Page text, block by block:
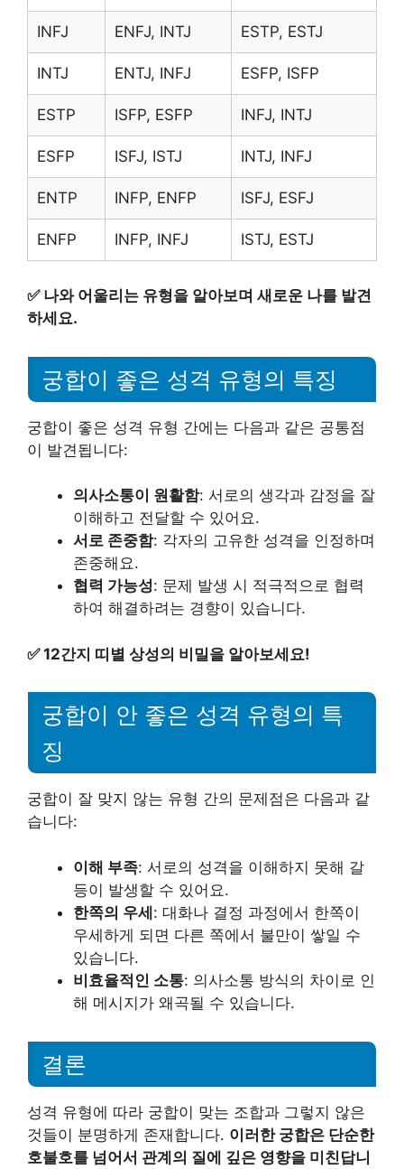
INFJ ENFJ, INTJ ESTP, ESTJ
INTJ ENTJ, INFJ ESFP, ISFP
ESTP ISFP, ESFP INFJ, INTJ
ESFP ISFJ, ISTJ INTJ, INFJ
ENTP INFP, ENFP ISFJ, ESFJ
ENFP INFP, INFJ ISTJ, ESTJ
✅ 나와 어울리는 유형을 알아보며 새로운 나를 발견
하세요.
궁합이 좋은 성격 유형의 특징
궁합이 좋은 성격 유형 간에는 다음과 같은 공통점
이 발견됩니다:
의사소통이 원활함: 서로의 생각과 감정을 잘
이해하고 전달할 수 있어요.
서로 존중함: 각자의 고유한 성격을 인정하며
존중해요.
협력 가능성: 문제 발생 시 적극적으로 협력
하여 해결하려는 경향이 있습니다.
✅12간지 띠별 상성의 비밀을 알아보세요!
궁합이 안 좋은 성격 유형의 특
징
궁합이 잘 맞지 않는 유형 간의 문제점은 다음과 같
습니다:
이해 부족: 서로의 성격을 이해하지 못해 갈
등이 발생할 수 있어요.
한쪽의 우세: 대화나 결정 과정에서 한쪽이
우세하게 되면 다른 쪽에서 불만이 쌓일 수
있습니다.
비효율적인 소통: 의사소통 방식의 차이로 인
해 메시지가 왜곡될 수 있습니다.
결론
성격 유형에 따라 궁합이 맞는 조합과 그렇지 않은
것들이 분명하게 존재합니다. 이러한 궁합은 단순한
호불호를 넘어서 관계의 질에 깊은 영향을 미친답니